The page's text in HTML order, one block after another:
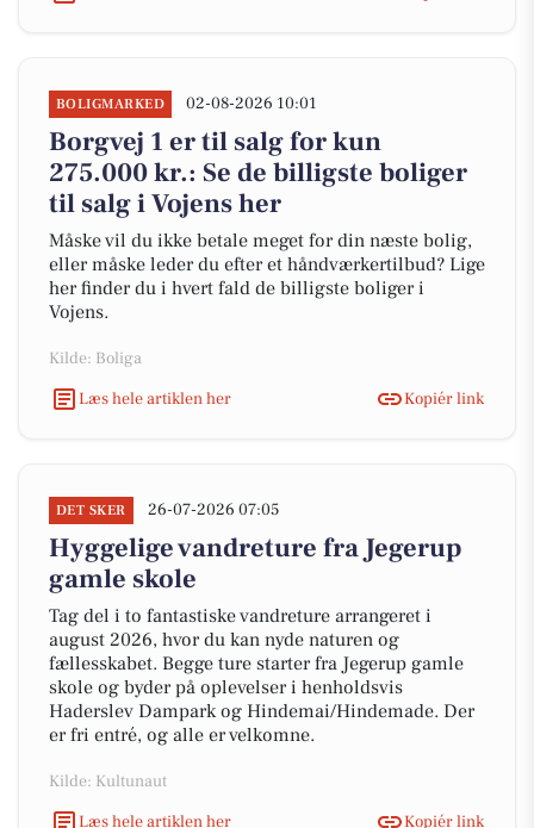
BOLIGMARKED 02-08-2026 10:01
Borgvej 1 er til salg for kun
275.000 kr.: Se de billigste boliger
til salg i Vojens her
Måske vil du ikke betale meget for din næste bolig,
eller måske leder du efter et håndværkertilbud? Lige
her finder du i hvert fald de billigste boliger i
Vojens.
Kilde: Boliga
Læs hele artiklen her
Kopiér link
DET SKER 26-07-2026 07:05
Hyggelige vandreture fra Jegerup
gamle skole
Tag del i to fantastiske vandreture arrangeret i
august 2026, hvor du kan nyde naturen og
fællesskabet. Begge ture starter fra Jegerup gamle
skole og byder på oplevelser i henholdsvis
Haderslev Dampark og Hindemai/Hindemade. Der
er fri entré, og alle er velkomne.
Kilde: Kultunaut
Læs hele artiklen her
Kopiér link